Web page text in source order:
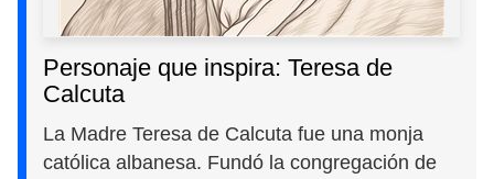
Personaje que inspira: Teresa de
Calcuta
La Madre Teresa de Calcuta fue una monja
católica albanesa. Fundó la congregación de